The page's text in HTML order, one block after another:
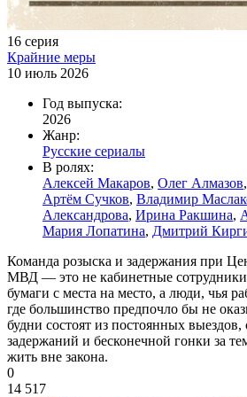
16 серия
Крайние меры
10 июль 2026
Год выпуска:
2026
Жанр:
Русские сериалы
В ролях:
Алексей Макаров, Олег Алмазов,
Артём Сучков, Владимир
Александрова, Ирина Ракшина,
Мария Лопатина, Дмитрий
Команда розыска и задержания при
МВД — это не кабинетные
бумаги с места на место, а люди, чья
где большинство предпочло бы не
будни состоят из постоянных
задержаний и бесконечной гонки за
жить вне закона.
0
14 517